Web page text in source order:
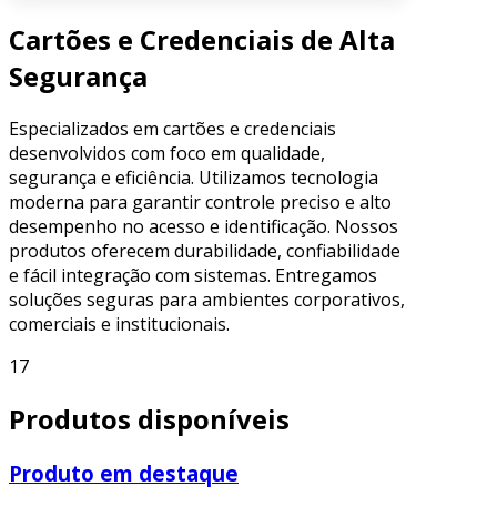
Cartões e Credenciais de Alta
Segurança
Especializados em cartões e credenciais
desenvolvidos com foco em qualidade,
segurança e eficiência. Utilizamos tecnologia
moderna para garantir controle preciso e alto
desempenho no acesso e identificação. Nossos
produtos oferecem durabilidade, confiabilidade
e fácil integração com sistemas. Entregamos
soluções seguras para ambientes corporativos,
comerciais e institucionais.
17
Produtos disponíveis
Produto em destaque